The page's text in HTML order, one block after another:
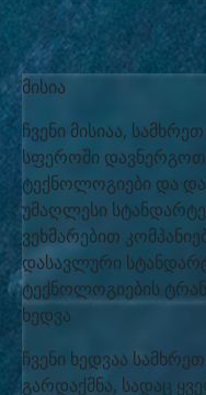
მისია
ჩვენი მისიაა,
სფეროში დავნერგოთ
ტექნოლოგიები და
უმაღლესი
ვეხმარებით
დასავლური
ტექნოლოგიების
ხედვა
ჩვენი ხედვაა
გარდაქმნა, სადაც